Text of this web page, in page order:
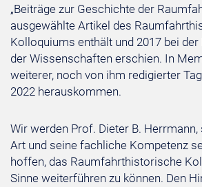
„Beiträge zur Geschichte der
ausgewählte Artikel des
Kolloquiums enthält und 2017 bei
der Wissenschaften erschien. In
weiterer, noch von ihm redigierter
2022 herauskommen.
Wir werden Prof. Dieter B.
Art und seine fachliche Kompetenz
hoffen, das Raumfahrthistorische
Sinne weiterführen zu können. Den